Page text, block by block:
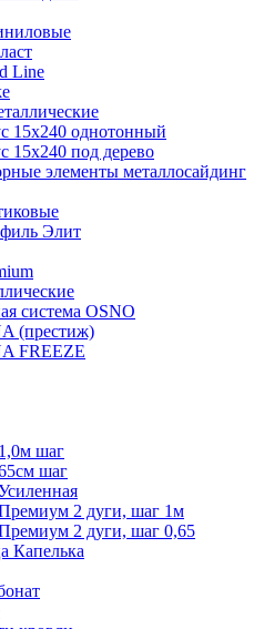
Line
15x240 однотонный
15x240 под дерево
элементы металлосайдинг
Элит
система OSNO
(престиж)
FREEZE
шаг
шаг
2 дуги, шаг 1м
2 дуги, шаг 0,65
Капелька